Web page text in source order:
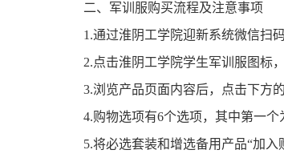
二、军训服购买流程及注意事项
1.通过淮阴工学院迎新系统微信扫
2.点击淮阴工学院学生军训服图标
3.浏览产品页面内容后，点击下方
4.购物选项有6个选项，其中第一
5.将必选套装和增选备用产品“加入